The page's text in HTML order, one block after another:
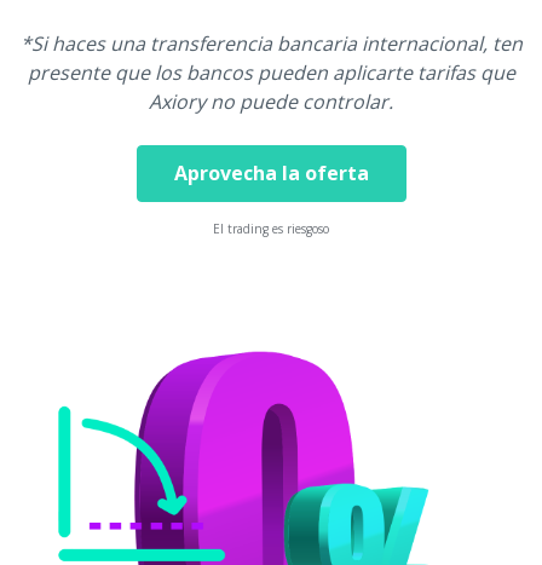
*Si haces una transferencia bancaria internacional, ten
presente que los bancos pueden aplicarte tarifas que
Axiory no puede controlar.
Aprovecha la oferta
El trading es riesgoso